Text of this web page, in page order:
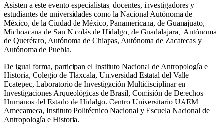
Asisten a este evento especialistas, docentes, investigadores y
estudiantes de universidades como la Nacional Autónoma de
México, de la Ciudad de México, Panamericana, de Guanajuato,
Michoacana de San Nicolás de Hidalgo, de Guadalajara, Autónoma
de Querétaro, Autónoma de Chiapas, Autónoma de Zacatecas y
Autónoma de Puebla.
De igual forma, participan el Instituto Nacional de Antropología e
Historia, Colegio de Tlaxcala, Universidad Estatal del Valle
Ecatepec, Laboratorio de Investigación Multidisciplinar en
Investigaciones Arqueológicas de Brasil, Comisión de Derechos
Humanos del Estado de Hidalgo. Centro Universitario UAEM
Amecameca, Instituto Politécnico Nacional y Escuela Nacional de
Antropología e Historia.